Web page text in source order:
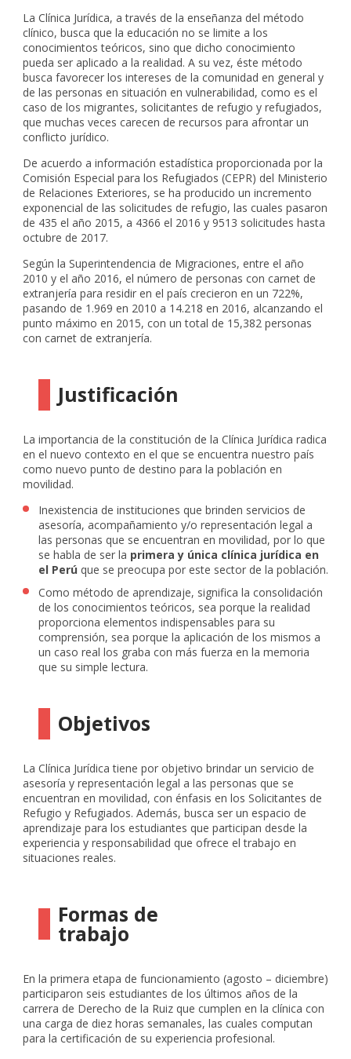
La Clínica Jurídica, a través de la enseñanza del método
clínico, busca que la educación no se limite a los
conocimientos teóricos, sino que dicho conocimiento
pueda ser aplicado a la realidad. A su vez, éste método
busca favorecer los intereses de la comunidad en general y
de las personas en situación en vulnerabilidad, como es el
caso de los migrantes, solicitantes de refugio y refugiados,
que muchas veces carecen de recursos para afrontar un
conflicto jurídico.
De acuerdo a información estadística proporcionada por la
Comisión Especial para los Refugiados (CEPR) del Ministerio
de Relaciones Exteriores, se ha producido un incremento
exponencial de las solicitudes de refugio, las cuales pasaron
de 435 el año 2015, a 4366 el 2016 y 9513 solicitudes hasta
octubre de 2017.
Según la Superintendencia de Migraciones, entre el año
2010 y el año 2016, el número de personas con carnet de
extranjería para residir en el país crecieron en un 722%,
pasando de 1.969 en 2010 a 14.218 en 2016, alcanzando el
punto máximo en 2015, con un total de 15,382 personas
con carnet de extranjería.
Justificación
La importancia de la constitución de la Clínica Jurídica radica
en el nuevo contexto en el que se encuentra nuestro país
como nuevo punto de destino para la población en
movilidad.
Inexistencia de instituciones que brinden servicios de
asesoría, acompañamiento y/o representación legal a
las personas que se encuentran en movilidad, por lo que
se habla de ser la primera y única clínica jurídica en
el Perú que se preocupa por este sector de la población.
Como método de aprendizaje, significa la consolidación
de los conocimientos teóricos, sea porque la realidad
proporciona elementos indispensables para su
comprensión, sea porque la aplicación de los mismos a
un caso real los graba con más fuerza en la memoria
que su simple lectura.
Objetivos
La Clínica Jurídica tiene por objetivo brindar un servicio de
asesoría y representación legal a las personas que se
encuentran en movilidad, con énfasis en los Solicitantes de
Refugio y Refugiados. Además, busca ser un espacio de
aprendizaje para los estudiantes que participan desde la
experiencia y responsabilidad que ofrece el trabajo en
situaciones reales.
Formas de
trabajo
En la primera etapa de funcionamiento (agosto – diciembre)
participaron seis estudiantes de los últimos años de la
carrera de Derecho de la Ruiz que cumplen en la clínica con
una carga de diez horas semanales, las cuales computan
para la certificación de su experiencia profesional.